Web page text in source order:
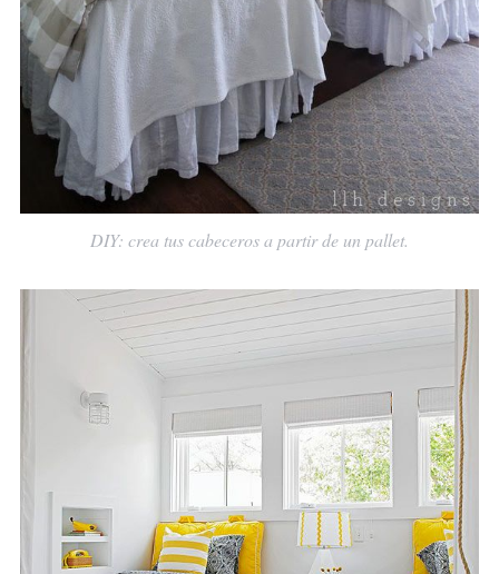
DIY: crea tus cabeceros a partir de un pallet.